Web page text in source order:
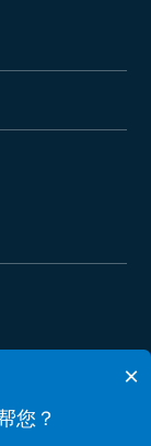
×
您？